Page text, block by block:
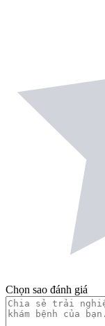
Chọn sao đánh giá